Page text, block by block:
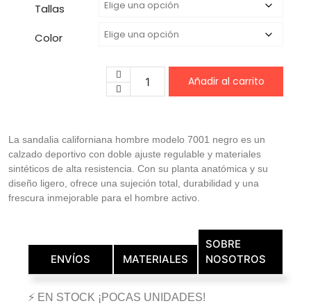
Tallas
Color
Añadir al carrito
La sandalia californiana hombre modelo 7001 negro es un
calzado deportivo con doble ajuste regulable y materiales
sintéticos de alta resistencia. Con su planta anatómica y su
diseño ligero, ofrece una sujeción total, durabilidad y una
frescura inmejorable para el hombre activo.
ENVÍOS MATERIALES
SOBRE
NOSOTROS
⚡ EN STOCK ¡POCAS UNIDADES!